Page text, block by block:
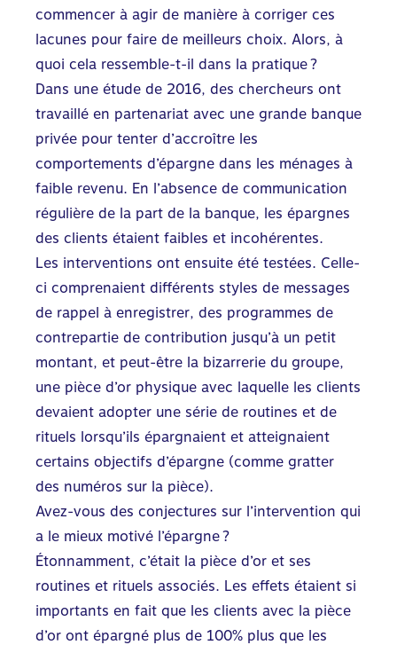
commencer à agir de manière à corriger ces
lacunes pour faire de meilleurs choix. Alors, à
quoi cela ressemble-t-il dans la pratique ?
Dans une étude de 2016, des chercheurs ont
travaillé en partenariat avec une grande banque
privée pour tenter d’accroître les
comportements d’épargne dans les ménages à
faible revenu. En l’absence de communication
régulière de la part de la banque, les épargnes
des clients étaient faibles et incohérentes.
Les interventions ont ensuite été testées. Celle-
ci comprenaient différents styles de messages
de rappel à enregistrer, des programmes de
contrepartie de contribution jusqu’à un petit
montant, et peut-être la bizarrerie du groupe,
une pièce d’or physique avec laquelle les clients
devaient adopter une série de routines et de
rituels lorsqu’ils épargnaient et atteignaient
certains objectifs d’épargne (comme gratter
des numéros sur la pièce).
Avez-vous des conjectures sur l’intervention qui
a le mieux motivé l’épargne ?
Étonnamment, c’était la pièce d’or et ses
routines et rituels associés. Les effets étaient si
importants en fait que les clients avec la pièce
d’or ont épargné plus de 100% plus que les